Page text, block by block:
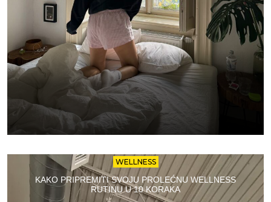
WELLNESS
KAKO PRIPREMITI SVOJU PROLEĆNU WELLNESS
RUTINU U 10 KORAKA